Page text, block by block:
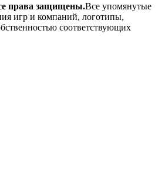
права защищены.Все упомянутые
игр и компаний, логотипы,
соответствующих